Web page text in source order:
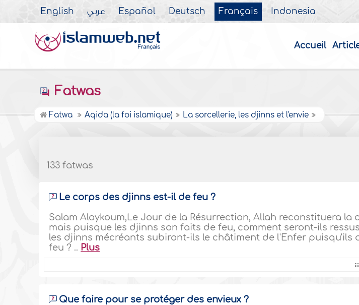
English عربي Español Deutsch Français Indonesia
Accueil
Fatwas
Fatwa Aqida (la foi islamique) La sorcellerie, les djinns et l'envie
133 fatwas
Le corps des djinns est-il de feu ?
Salam Alaykoum,Le Jour de la Résurrection, Allah reconstituera la
mais puisque les djinns son faits de feu, comment seront-ils
les djinns mécréants subiront-ils le châtiment de l'Enfer puisqu'ils
feu ? .. Plus
Que faire pour se protéger des envieux ?